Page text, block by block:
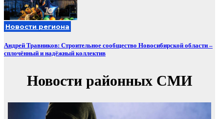
Новости региона
Андрей Травников: Строительное сообщество Новосибирской области –
сплочённый и надёжный коллектив